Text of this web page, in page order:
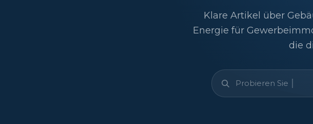
Klare Artikel über
Energie für
die